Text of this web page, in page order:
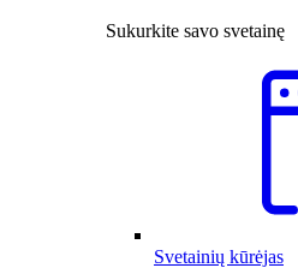
Sukurkite savo svetainę
Svetainių kūrėjas